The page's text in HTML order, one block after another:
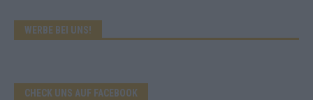
WERBE BEI UNS!
CHECK UNS AUF FACEBOOK